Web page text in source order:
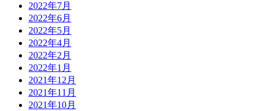
2022年7月
2022年6月
2022年5月
2022年4月
2022年2月
2022年1月
2021年12月
2021年11月
2021年10月